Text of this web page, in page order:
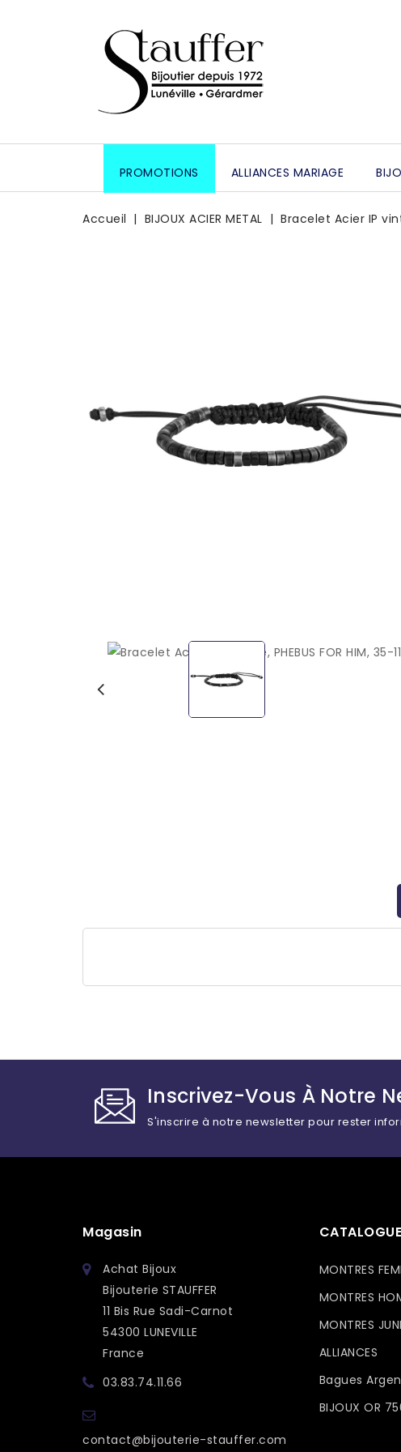
PROMOTIONS ALLIANCES MARIAGE
Accueil BIJOUX ACIER METAL Bracelet Acier IP
Inscrivez-Vous À Notre
S'inscrire à notre newsletter pour rester
Magasin
Achat Bijoux
Bijouterie STAUFFER
11 Bis Rue Sadi-Carnot
54300 LUNEVILLE
France
03.83.74.11.66
contact@bijouterie-stauffer.com
CATALOGUE
MONTRES
MONTRES
MONTRES
ALLIANCES
Bagues
BIJOUX OR